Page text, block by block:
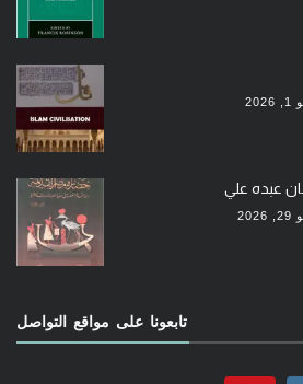
عبده علي
تابعونا على مواقع التواصل